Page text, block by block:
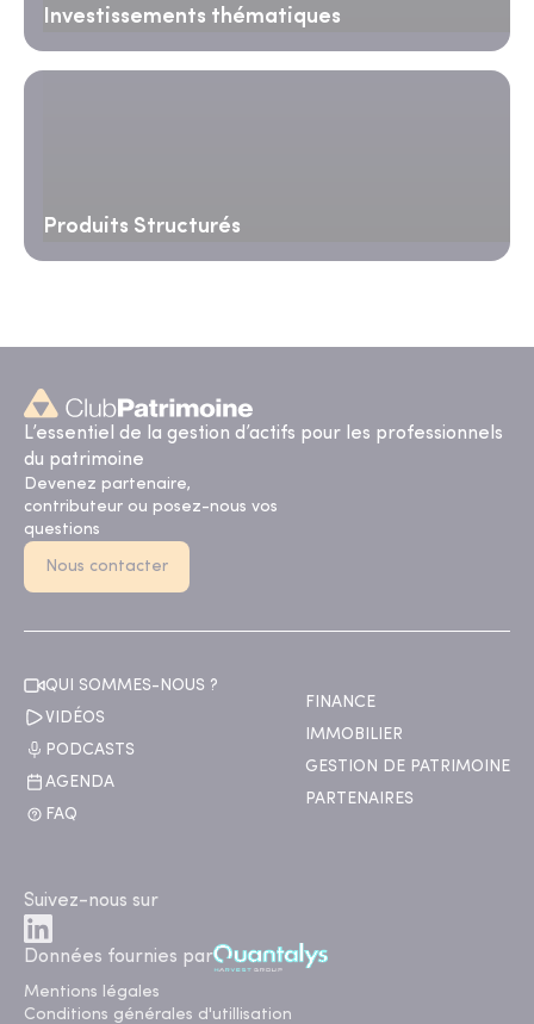
Investissements thématiques
Produits Structurés
L’essentiel de la gestion d’actifs pour les professionnels
du patrimoine
Devenez partenaire,
contributeur ou posez-nous vos
questions
Nous contacter
QUI SOMMES-NOUS ?
VIDÉOS
PODCASTS
AGENDA
FAQ
FINANCE
IMMOBILIER
GESTION DE PATRIMOINE
PARTENAIRES
Suivez-nous sur
Données fournies par
Mentions légales
Conditions générales d'utillisation